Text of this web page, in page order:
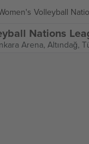
Volleyball
Nations
Arena,Altındağ,